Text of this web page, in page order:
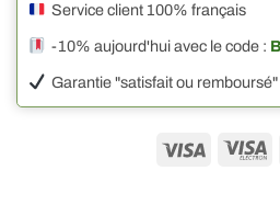
Service client 100% français
-10% aujourd'hui avec le code :
Garantie "satisfait ou remboursé"
Visa